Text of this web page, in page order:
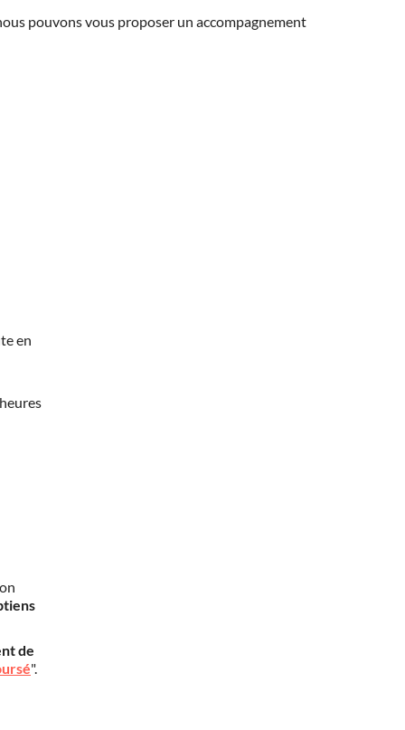
pouvons vous proposer un accompagnement
en
de
".